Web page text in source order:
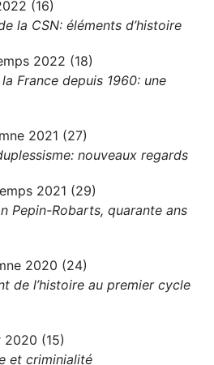
(16)
la CSN: éléments d’histoire
2022 (18)
France depuis 1960: une
2021 (27)
nouveaux regards
2021 (29)
Pepin-Robarts, quarante ans
2020 (24)
de l’histoire au premier cycle
2020 (15)
et criminialité